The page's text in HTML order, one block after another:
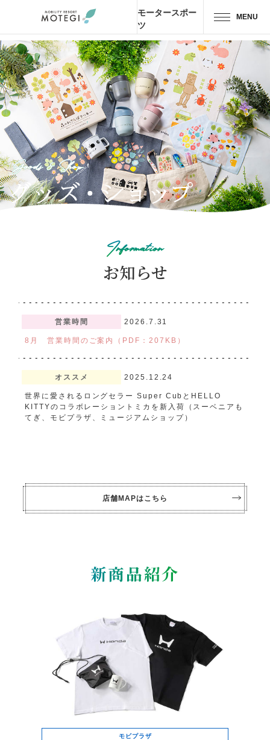
モータースポー
ツ
MENU
トップページ JP EN CH
エリア・施設
アトラクション・アクティビティ
モータースポーツ
ホテル・キャンプ
ショップ
待ち時間案内
営業時間 料金・チケット
場内マップ アクセス
Goods & Shop
Information
お知らせ
営業時間 2026.7.31
8月 営業時間のご案内（PDF：207KB）
オススメ 2025.12.24
世界に愛されるロングセラー Super CubとHELLO
KITTYのコラボレーショントミカを新入荷（スーベニアも
てぎ、モビプラザ、ミュージアムショップ）
店舗MAPはこちら
新商品紹介
モビプラザ